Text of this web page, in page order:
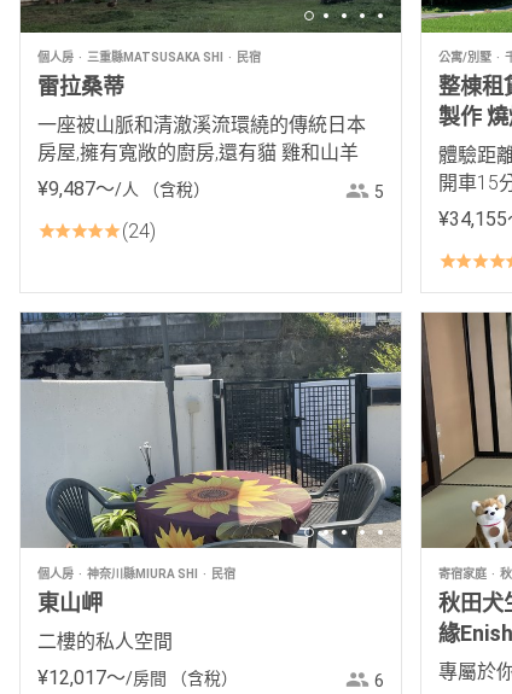
個人房 三重縣MATSUSAKA SHI 民宿
雷拉桑蒂
一座被山脈和清澈溪流環繞的傳統日本
房屋,擁有寬敞的廚房,還有貓 雞和山羊
¥9,487〜/人 （含稅） 5
24
公寓/別墅
整棟租
製作
搗年糕
體驗距
開車15
最喜歡
¥34,155
個人房 神奈川縣MIURA SHI 民宿
東山岬
二樓的私人空間
¥12,017〜/房間 （含稅） 6
寄宿家庭
秋田犬
緣
專屬於